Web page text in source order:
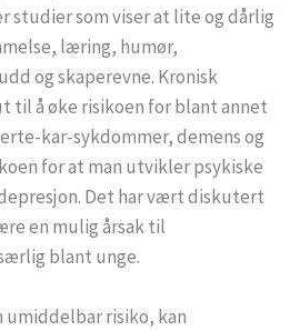
studier som viser at lite og dårlig
læring, humør,
og skaperevne. Kronisk
til å øke risikoen for blant annet
kar-sykdommer, demens og
for at man utvikler psykiske
Det har vært diskutert
en mulig årsak til
blant unge.
umiddelbar risiko, kan